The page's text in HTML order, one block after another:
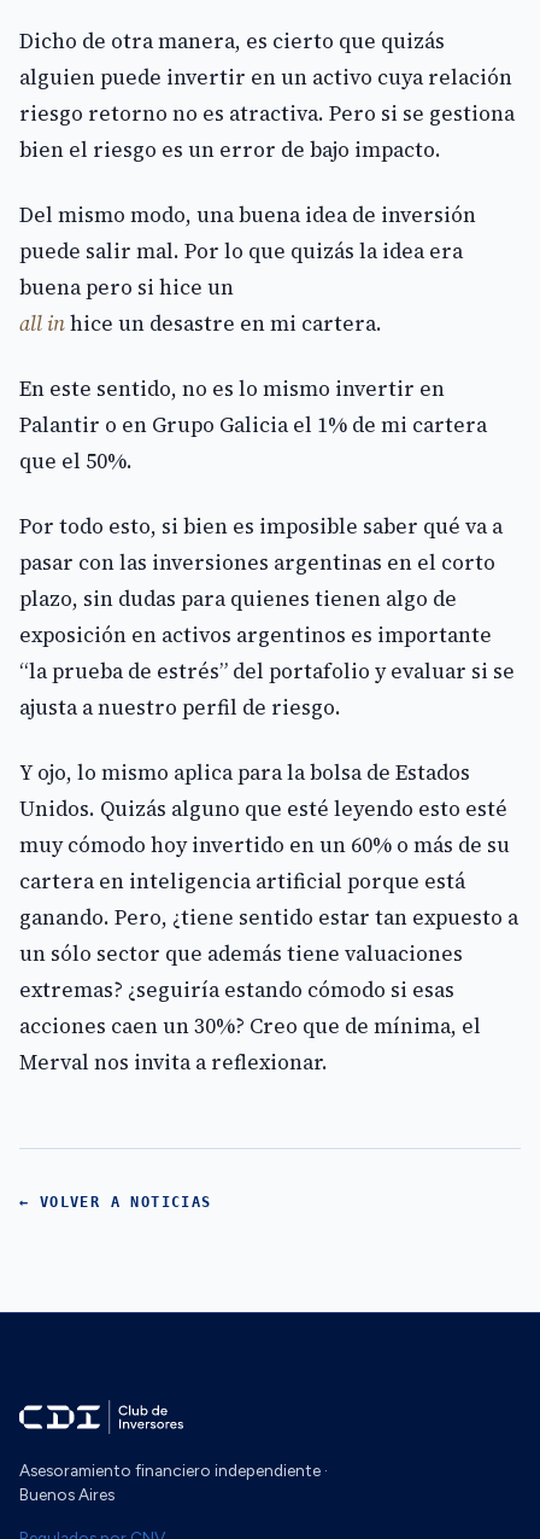
Dicho de otra manera, es cierto que quizás
alguien puede invertir en un activo cuya relación
riesgo retorno no es atractiva. Pero si se gestiona
bien el riesgo es un error de bajo impacto.
Del mismo modo, una buena idea de inversión
puede salir mal. Por lo que quizás la idea era
buena pero si hice un
all inhice un desastre en mi cartera.
En este sentido, no es lo mismo invertir en
Palantir o en Grupo Galicia el 1% de mi cartera
que el 50%.
Por todo esto, si bien es imposible saber qué va a
pasar con las inversiones argentinas en el corto
plazo, sin dudas para quienes tienen algo de
exposición en activos argentinos es importante
“la prueba de estrés” del portafolio y evaluar si se
ajusta a nuestro perfil de riesgo.
Y ojo, lo mismo aplica para la bolsa de Estados
Unidos. Quizás alguno que esté leyendo esto esté
muy cómodo hoy invertido en un 60% o más de su
cartera en inteligencia artificial porque está
ganando. Pero, ¿tiene sentido estar tan expuesto a
un sólo sector que además tiene valuaciones
extremas? ¿seguiría estando cómodo si esas
acciones caen un 30%? Creo que de mínima, el
Merval nos invita a reflexionar.
← VOLVER A NOTICIAS
Asesoramiento financiero independiente ·
Buenos Aires